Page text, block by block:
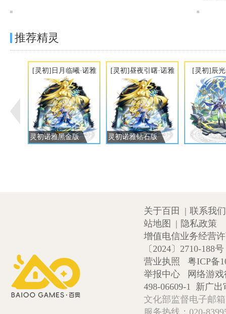
推荐精灵
[灵初]日月临曦·诺雅
灵初诺雅黑金版
[灵初]昼夜引曙·诺雅
灵初诺雅钻石版
[灵初]辰
关于百田 | 联系我们
站地图
| 隐私政策
增值电信业务经营
〔2024〕2710-188号
营业执照
粤ICP备
举报中心
网络游
498-06609-1 新广出
文化部监督电子邮
服务热线：020-